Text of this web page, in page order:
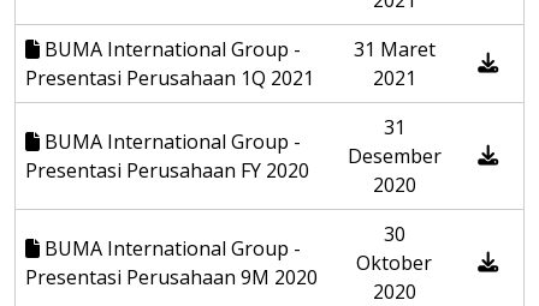
BUMA International Group -
Presentasi Perusahaan 1Q 2021
31 Maret
2021
BUMA International Group -
Presentasi Perusahaan FY 2020
31
Desember
2020
BUMA International Group -
Presentasi Perusahaan 9M 2020
30
Oktober
2020